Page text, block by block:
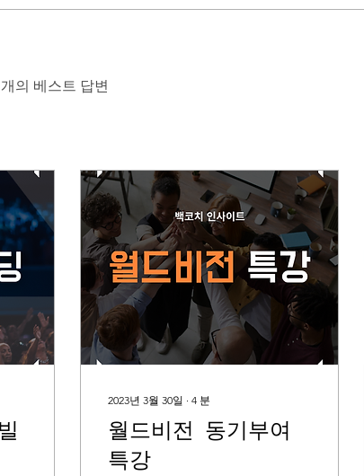
개의 베스트 답변
2023년 3월 30일 ∙ 4 분
월드비전 동기부여
특강